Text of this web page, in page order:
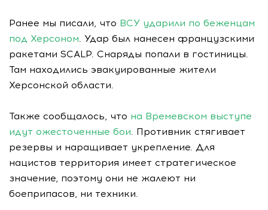
Ранее мы писали, что ВСУ ударили по беженцам
под Херсоном. Удар был нанесен французскими
ракетами SCALP. Снаряды попали в гостиницы.
Там находились эвакуированные жители
Херсонской области.
Также сообщалось, что на Времевском выступе
идут ожесточенные бои. Противник стягивает
резервы и наращивает укрепление. Для
нацистов территория имеет стратегическое
значение, поэтому они не жалеют ни
боеприпасов, ни техники.